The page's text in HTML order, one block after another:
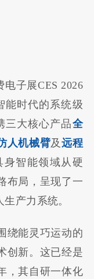
子展CES 2026
能时代的系统级
三大核心产品全
人机械臂及 远程
身智能领域从硬
布局，呈现了一
产力系统。
绕能灵巧运动的
创新。这已经是
，其自研一体化